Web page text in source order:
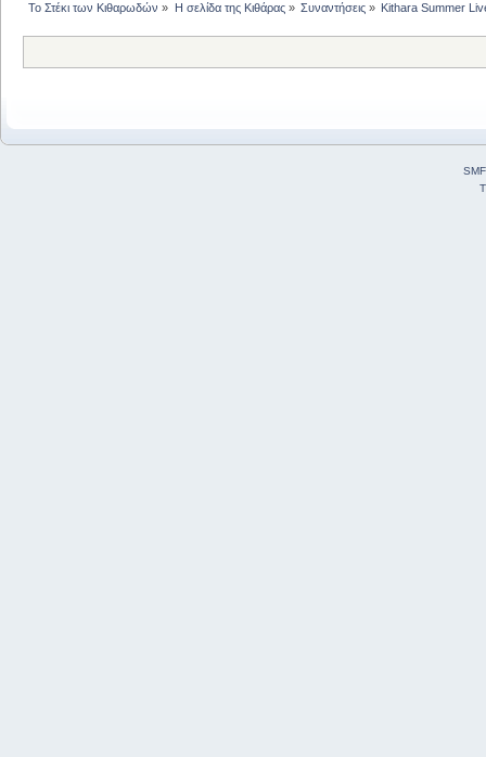
Το Στέκι των Κιθαρωδών » Η σελίδα της Κιθάρας» Συναντήσεις» Kithara Summer